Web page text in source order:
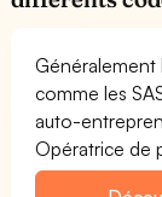
Généralement
comme les
auto-
Opératrice de